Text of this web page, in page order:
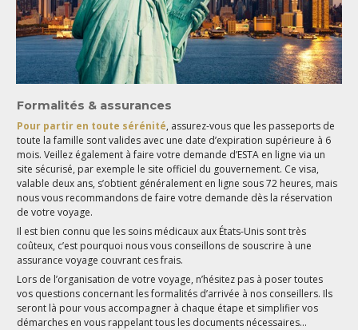
Formalités & assurances
Pour partir en toute sérénité, assurez-vous que les passeports de
toute la famille sont valides avec une date d’expiration supérieure à 6
mois. Veillez également à faire votre demande d’ESTA en ligne via un
site sécurisé, par exemple le site officiel du gouvernement. Ce visa,
valable deux ans, s’obtient généralement en ligne sous 72 heures, mais
nous vous recommandons de faire votre demande dès la réservation
de votre voyage.
Il est bien connu que les soins médicaux aux États-Unis sont très
coûteux, c’est pourquoi nous vous conseillons de souscrire à une
assurance voyage couvrant ces frais.
Lors de l’organisation de votre voyage, n’hésitez pas à poser toutes
vos questions concernant les formalités d’arrivée à nos conseillers. Ils
seront là pour vous accompagner à chaque étape et simplifier vos
démarches en vous rappelant tous les documents nécessaires...